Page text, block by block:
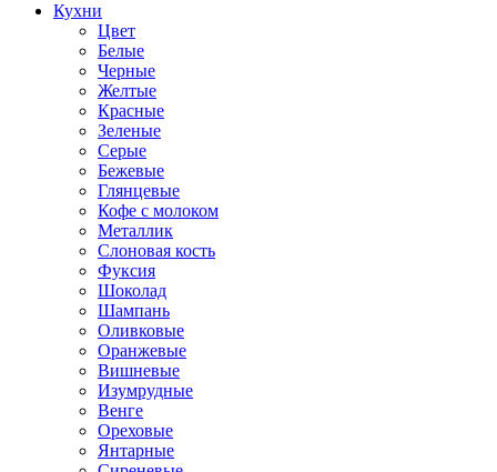
Кухни
Цвет
Белые
Черные
Желтые
Красные
Зеленые
Серые
Бежевые
Глянцевые
Кофе с молоком
Металлик
Слоновая кость
Фуксия
Шоколад
Шампань
Оливковые
Оранжевые
Вишневые
Изумрудные
Венге
Ореховые
Янтарные